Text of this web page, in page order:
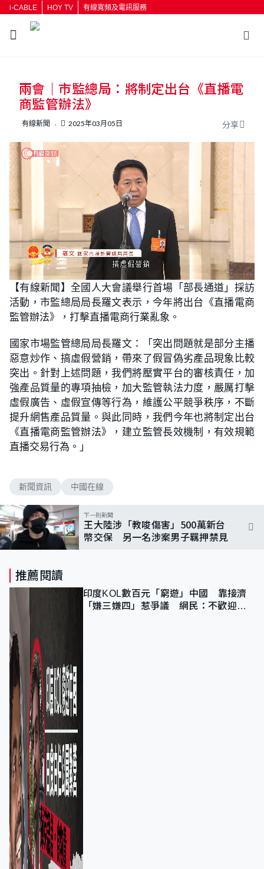
i-CABLE HOY TV 有線寬頻及電訊服務
按輸入鍵開始搜尋
兩會｜市監總局：將制定出台《直播電
商監管辦法》
有線新聞 2025年03月05日 分享
n
m
t
e
o
a
d
e
d
:
5
8
5
%
【有線新聞】全國人大會議舉行首場「部長通道」採訪
活動，市監總局局長羅文表示，今年將出台《直播電商
監管辦法》，打擊直播電商行業亂象。
國家市場監管總局局長羅文：「突出問題就是部分主播
惡意炒作、搞虛假營銷，帶來了假冒偽劣產品現象比較
突出。針對上述問題，我們將壓實平台的審核責任，加
強產品質量的專項抽檢，加大監管執法力度，嚴厲打擊
虛假廣告、虛假宣傳等行為，維護公平競爭秩序，不斷
提升網售產品質量。與此同時，我們今年也將制定出台
《直播電商監管辦法》，建立監管長效機制，有效規範
直播交易行為。」
新聞資訊 中國在線
下一則新聞
王大陸涉「教唆傷害」500萬新台
幣交保 另一名涉案男子羈押禁見
推薦閱讀
印度KOL數百元「窮遊」中國 靠接濟
「嫌三嫌四」惹爭議 網民：不歡迎劣